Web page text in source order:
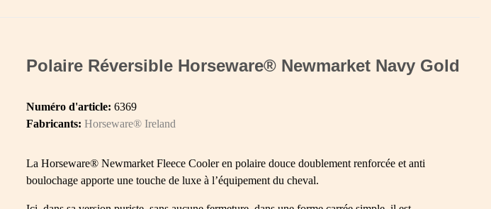
Polaire Réversible Horseware® Newmarket Navy Gold
Numéro d'article: 6369
Fabricants: Horseware® Ireland
La Horseware® Newmarket Fleece Cooler en polaire douce doublement renforcée et anti
boulochage apporte une touche de luxe à l’équipement du cheval.